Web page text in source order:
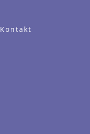
Kontakt